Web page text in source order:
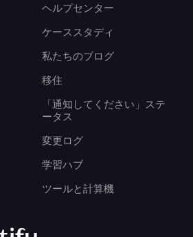
ヘルプセンター
ケーススタディ
私たちのブログ
移住
「通知してください」ステ
ータス
変更ログ
学習ハブ
ツールと計算機